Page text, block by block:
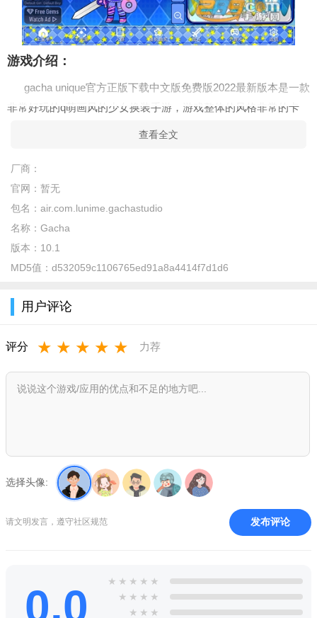
游戏介绍：
gacha unique官方正版下载中文版免费版2022最新版本是一款
非常好玩的q萌画风的少女换装手游，游戏整体的风格非常的卡
通，是二次元玩家的福音，在游戏中玩家可以创建不同的人物角
元素等你来解锁。
游戏亮点：
2、结识全新的好友，并与我们的NPC进行我们的交谈。
3、全新模式，探索不同的领域，创造自己的动漫风格。
4、简单易上手，完成各个任务挑战，创建完美的故事。
6、创建好角色后，玩家可以自己选择喜欢的人物背景。
较高的分数；
3、提供有很多不同的boss，难度也会不一样的，提前训练，
变得更强大；
查看全文
厂商：
官网： 暂无
包名： air.com.lunime.gachastudio
名称： Gacha
版本： 10.1
MD5值： d532059c1106765ed91a8a4414f7d1d6
用户评论
评分 ★ ★ ★ ★ ★ 力荐
选择头像:
请文明发言，遵守社区规范 发布评论
0.0 ★ ★ ★ ★ ★
★ ★ ★ ★
★ ★ ★